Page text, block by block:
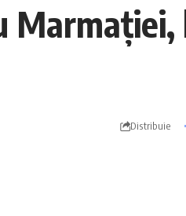
Distribuie